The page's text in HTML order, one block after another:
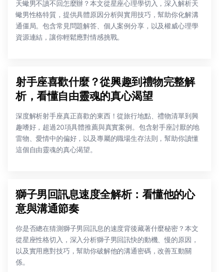
天蠍男不讀不回怎麼辦？本文從星座心理學切入，深入解析天
蠍男性格特質，提供具體原因分析與實用技巧，幫助你化解溝
通僵局。包含常見問題解答、個人案例分享，以及權威心理學
資源連結，讓你輕鬆應對情感挑戰。
射手座喜歡什麼？從興趣到禮物完整解
析，看懂自由靈魂的真心渴望
深度解析射手座真正喜歡的東西！從旅行地點、禮物清單到興
趣嗜好，超過20項具體推薦與真實案例。包含射手座討厭的地
雷物、愛情中的偏好，以及專屬的職場生存法則，幫助你讀懂
這個自由靈魂的真心渴望。
獅子男回訊息速度全解析：看懂他的心
意與溝通節奏
你是否總在猜測獅子男回訊息的速度背後藏著什麼秘密？本文
從星座性格切入，深入分析獅子男回訊快的動機、慢的原因，
以及實用應對技巧，幫助你破解他的溝通密碼，改善互動關
係。